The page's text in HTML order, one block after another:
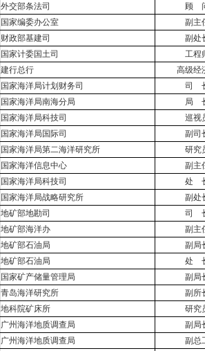
外交部条法司
顾
国家编委办公室
副主
财政部基建司
副处
国家计委国土司
工程
建行总行
高级经
国家海洋局计划财务司
司
国家海洋局南海分局
局
国家海洋局科技司
巡视
国家海洋局国际司
副司
国家海洋局第二海洋研究所
研究
国家海洋信息中心
副主
国家海洋局科技司
处
国家海洋局战略研究所
副处
地矿部地勘司
司
地矿部海洋办
副主
地矿部石油局
副局
地矿部石油局
处
国家矿产储量管理局
副局
青岛海洋研究所
副所
地科院矿床所
研究
广州海洋地质调查局
副局
广州海洋地质调查局
副总